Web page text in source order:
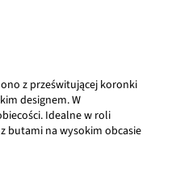
z prześwitującej koronki
designem. W
Idealne w roli
butami na wysokim obcasie